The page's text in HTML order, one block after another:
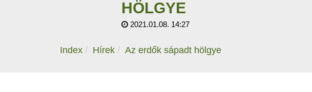
HÖLGYE
2021.01.08. 14:27
Index Hírek Az erdők sápadt hölgye